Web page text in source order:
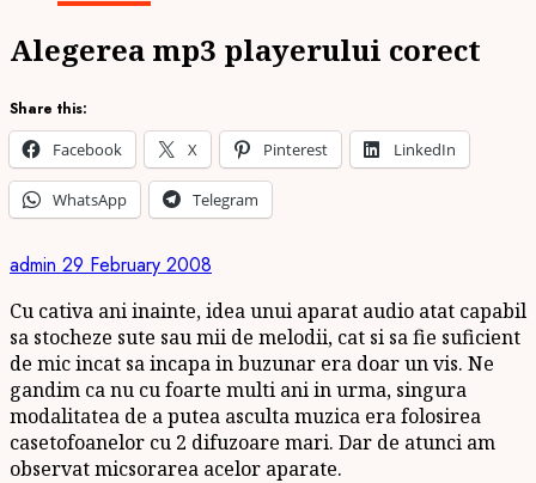
Alegerea mp3 playerului corect
Share this:
Facebook
X Pinterest LinkedIn
WhatsApp Telegram
admin 29 February 2008
Cu cativa ani inainte, idea unui aparat audio atat capabil
sa stocheze sute sau mii de melodii, cat si sa fie suficient
de mic incat sa incapa in buzunar era doar un vis. Ne
gandim ca nu cu foarte multi ani in urma, singura
modalitatea de a putea asculta muzica era folosirea
casetofoanelor cu 2 difuzoare mari. Dar de atunci am
observat micsorarea acelor aparate.